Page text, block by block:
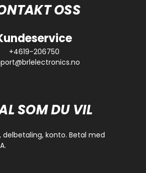
OSS
+4619-206750
SOM DU VIL